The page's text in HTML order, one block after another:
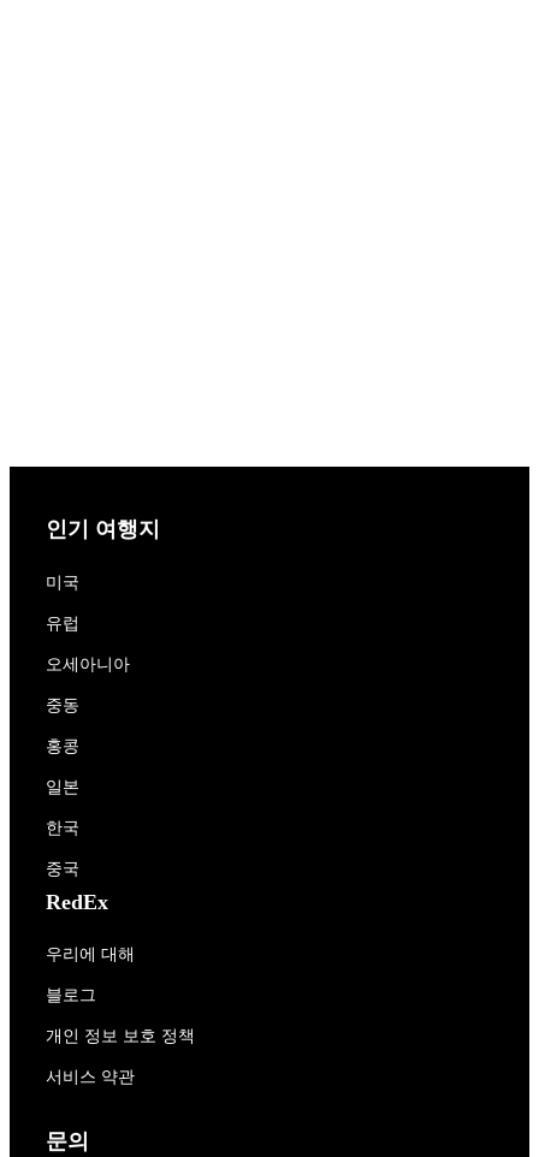
인기 여행지
미국
유럽
오세아니아
중동
홍콩
일본
한국
중국
RedEx
우리에 대해
블로그
개인 정보 보호 정책
서비스 약관
문의